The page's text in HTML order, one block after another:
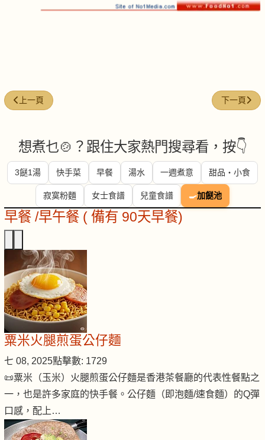
上一篇文章: 西多士(港式)
上一頁 下一篇文
下一頁
想煮乜🍲？跟住大家熱門搜尋看，按👇
3餸1湯 快手菜 早餐 湯水 一週煮意 甜品・小食
寂寞粉麵 女士食譜 兒童食譜 🍳加餸池
早餐 /早午餐 ( 備有 90天早餐)
粟米火腿煎蛋公仔麵
七 08, 2025點擊數: 1729
📜粟米（玉米）火腿煎蛋公仔麵是香港茶餐廳的代表性餐點之
一，也是許多家庭的快手餐。公仔麵（即泡麵/速食麵）的Q彈
口感，配上…